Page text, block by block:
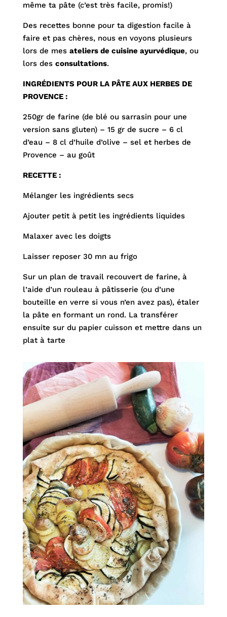
même ta pâte (c’est très facile, promis!)
Des recettes bonne pour ta digestion facile à
faire et pas chères, nous en voyons plusieurs
lors de mes ateliers de cuisine ayurvédique, ou
lors des consultations.
INGRÉDIENTS POUR LA PÂTE AUX HERBES DE
PROVENCE :
250gr de farine (de blé ou sarrasin pour une
version sans gluten) – 15 gr de sucre – 6 cl
d’eau – 8 cl d’huile d’olive – sel et herbes de
Provence – au goût
RECETTE :
Mélanger les ingrédients secs
Ajouter petit à petit les ingrédients liquides
Malaxer avec les doigts
Laisser reposer 30 mn au frigo
Sur un plan de travail recouvert de farine, à
l’aide d’un rouleau à pâtisserie (ou d’une
bouteille en verre si vous n’en avez pas), étaler
la pâte en formant un rond. La transférer
ensuite sur du papier cuisson et mettre dans un
plat à tarte